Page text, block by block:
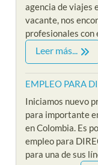
agencia de viajes
vacante, nos
profesionales con
Leer más...
EMPLEO PARA
Iniciamos nuevo
para importante
en Colombia. Es
empleo para
para una de sus